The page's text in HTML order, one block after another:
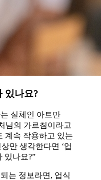
있나요?
실체인 아트만
님의 가르침이라고
계속 작용하고 있는
만 생각한다면 ‘업
있나요?”
는 정보라면, 업식